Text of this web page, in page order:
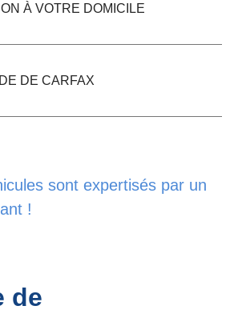
À VOTRE DOMICILE
DE CARFAX
sont expertisés par un
!
de